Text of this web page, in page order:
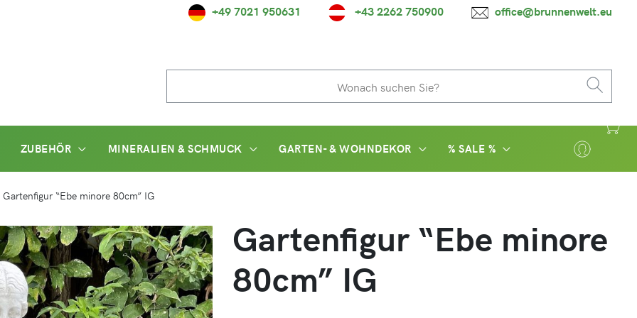
+49 7021 950631 +43 2262 750900 office@brunnenwelt.eu
ZUBEHÖR MINERALIEN & SCHMUCK GARTEN- & WOHNDEKOR % SALE %
Gartenfigur “Ebe minore 80cm” IG
Gartenfigur “Ebe minore
80cm” IG